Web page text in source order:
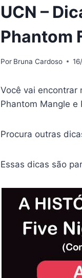
UCN –
Phantom
Por Bruna Cardoso
Você vai encontrar
Phantom Mangle
Procura outras
Essas dicas são